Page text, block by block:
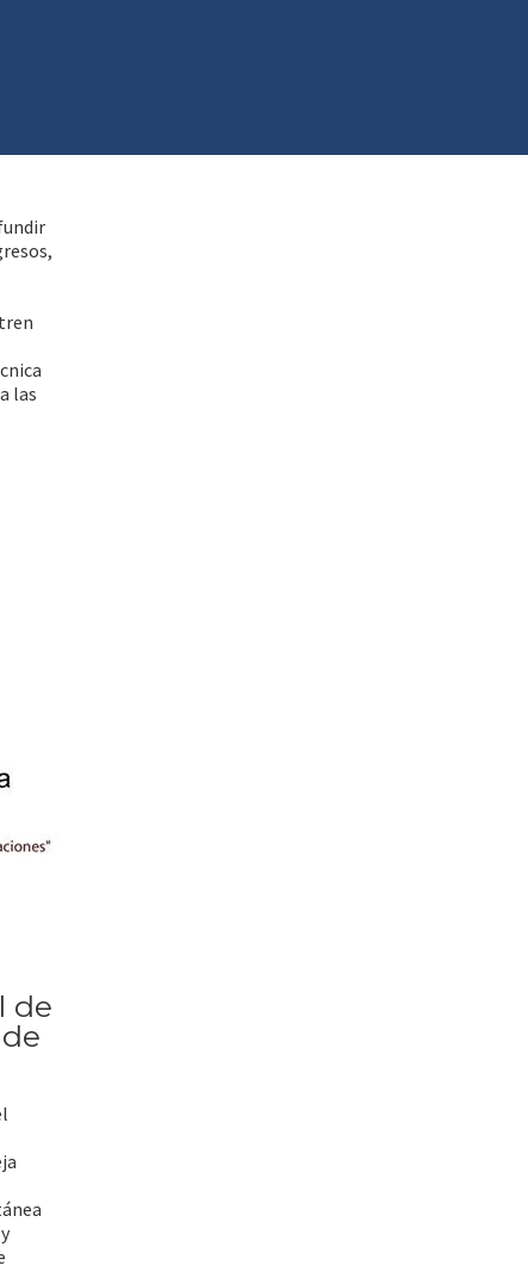
las
de